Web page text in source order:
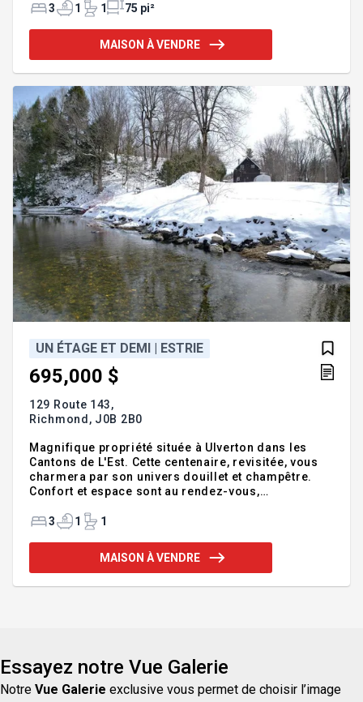
Drummondville et Sherbrooke. À environ 1 h 20 du
résidence principale ou secondaire. Il est
recommandé de vérifier auprès de la municipalité
à découvrir à Ulverton Située dans un
environnement paisible, à
3 1 1 75 pi²
MAISON À VENDRE
UN ÉTAGE ET DEMI | ESTRIE
695,000 $
129 Route 143,
Richmond, J0B 2B0
Magnifique propriété située à Ulverton dans les
Cantons de L'Est. Cette centenaire, revisitée, vous
charmera par son univers douillet et champêtre.
Confort et espace sont au rendez-vous,
cuisine fonctionnelle et rénovée agrémentée d'un
accueillis dans la salle à manger, ainsi que dans la
salle familiale et salon tous deux équipé de poêles
3 1 1
MAISON À VENDRE
Essayez notre Vue Galerie
Notre Vue Galerie exclusive vous permet de choisir l’image